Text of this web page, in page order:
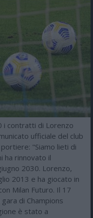
i contratti di Lorenzo
ufficiale del club
"Siamo lieti di
ha rinnovato il
2030. Lorenzo,
2013 e ha giocato in
Milan Futuro. Il 17
di Champions
è stato a